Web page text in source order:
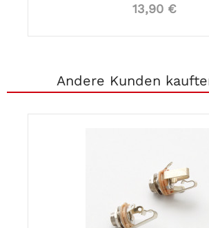
13,90 €
Andere Kunden